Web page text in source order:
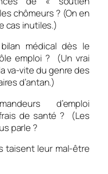
chômeurs ? (On en
cas inutiles.)
médical dès le
emploi ? (Un vrai
va-vite du genre des
d’antan.)
d’emploi
de santé ? (Les
parle ?
taisent leur mal-être